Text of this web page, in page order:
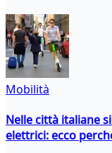
Mobilità
Nelle città italiane
elettrici: ecco